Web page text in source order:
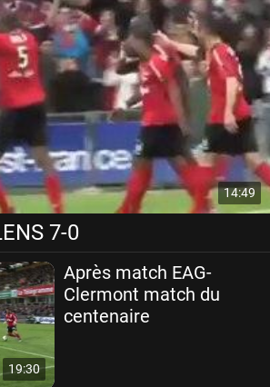
14:49
7-0
19:30
Après match EAG-
Clermont match du
centenaire